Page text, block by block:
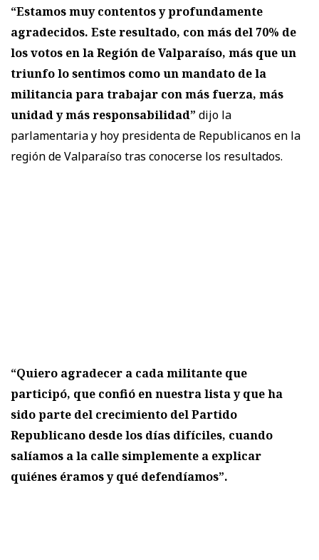
“Estamos muy contentos y profundamente
agradecidos. Este resultado, con más del 70% de
los votos en la Región de Valparaíso, más que un
triunfo lo sentimos como un mandato de la
militancia para trabajar con más fuerza, más
unidad y más responsabilidad” dijo la
parlamentaria y hoy presidenta de Republicanos en la
región de Valparaíso tras conocerse los resultados.
“Quiero agradecer a cada militante que
participó, que confió en nuestra lista y que ha
sido parte del crecimiento del Partido
Republicano desde los días difíciles, cuando
salíamos a la calle simplemente a explicar
quiénes éramos y qué defendíamos”.